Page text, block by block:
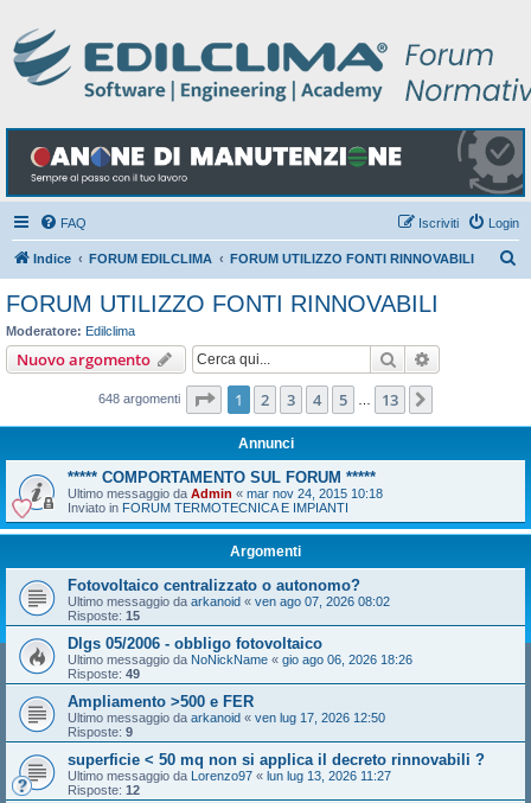
FAQ Login
Iscriviti
Indice FORUM EDILCLIMA FORUM UTILIZZO FONTI RINNOVABILI
FORUM UTILIZZO FONTI RINNOVABILI
Moderatore: Edilclima
Nuovo argomento Cerca
648 argomenti Pagina di 13
1 2 3 4 5 13
Annunci
***** COMPORTAMENTO SUL FORUM *****
Ultimo messaggio da Admin « mar nov 24, 2015 10:18
Inviato in FORUM TERMOTECNICA E IMPIANTI
Argomenti
Fotovoltaico centralizzato o autonomo?
Ultimo messaggio da arkanoid « ven ago 07, 2026 08:02
Risposte: 15
Dlgs 05/2006 - obbligo fotovoltaico
Ultimo messaggio da NoNickName « gio ago 06, 2026 18:26
Risposte: 49
Ampliamento >500 e FER
Ultimo messaggio da arkanoid « ven lug 17, 2026 12:50
Risposte: 9
superficie < 50 mq non si applica il decreto rinnovabili ?
Ultimo messaggio da Lorenzo97 « lun lug 13, 2026 11:27
Risposte: 12